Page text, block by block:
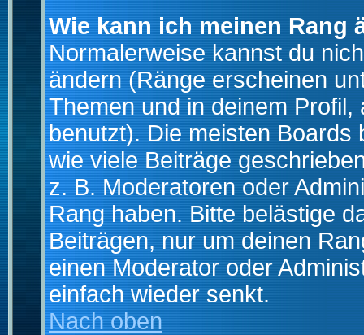
Wie kann ich meinen Rang
Normalerweise kannst du
ändern (Ränge erscheinen
Themen und in deinem
benutzt). Die meisten
wie viele Beiträge
z. B. Moderatoren oder
Rang haben. Bitte belästige
Beiträgen, nur um deinen
einen Moderator oder
einfach wieder senkt.
Nach oben